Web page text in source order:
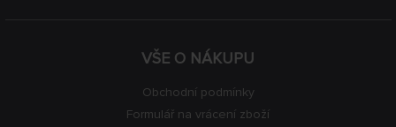
VŠE O NÁKUPU
Obchodní podmínky
Formulář na vrácení zboží